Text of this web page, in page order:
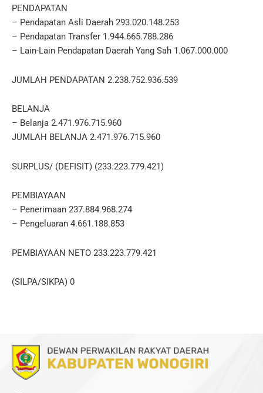
PENDAPATAN
– Pendapatan Asli Daerah 293.020.148.253
– Pendapatan Transfer 1.944.665.788.286
– Lain-Lain Pendapatan Daerah Yang Sah 1.067.000.000
JUMLAH PENDAPATAN 2.238.752.936.539
BELANJA
– Belanja 2.471.976.715.960
JUMLAH BELANJA 2.471.976.715.960
SURPLUS/ (DEFISIT) (233.223.779.421)
PEMBIAYAAN
– Penerimaan 237.884.968.274
– Pengeluaran 4.661.188.853
PEMBIAYAAN NETO 233.223.779.421
(SILPA/SIKPA) 0